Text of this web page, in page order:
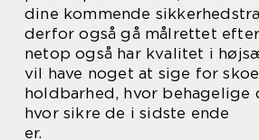
dine kommende
derfor også gå målrettet
netop også har kvalitet i
vil have noget at sige for
holdbarhed, hvor behagelige
hvor sikre de i sidste ende
er.